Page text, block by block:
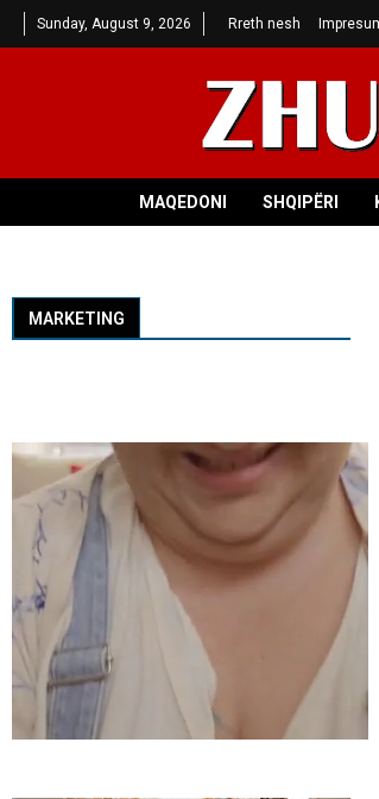
Sunday, August 9, 2026 Rreth nesh
MAQEDONI SHQIPËRI
MARKETING